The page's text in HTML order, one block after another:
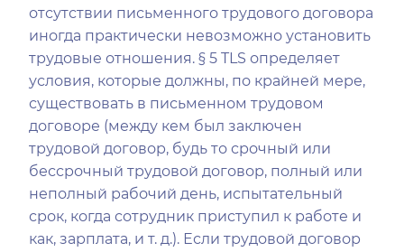
отсутствии письменного трудового договора
иногда практически невозможно установить
трудовые отношения. § 5 TLS определяет
условия, которые должны, по крайней мере,
существовать в письменном трудовом
договоре (между кем был заключен
трудовой договор, будь то срочный или
бессрочный трудовой договор, полный или
неполный рабочий день, испытательный
срок, когда сотрудник приступил к работе и
как, зарплата, и т. д.). Если трудовой договор